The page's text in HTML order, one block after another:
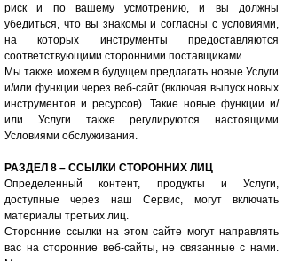
риск и по вашему усмотрению, и вы должны
убедиться, что вы знакомы и согласны с условиями,
на которых инструменты предоставляются
соответствующими сторонними поставщиками.
Мы также можем в будущем предлагать новые Услуги
и/или функции через веб-сайт (включая выпуск новых
инструментов и ресурсов). Такие новые функции и/
или Услуги также регулируются настоящими
Условиями обслуживания.
РАЗДЕЛ 8 – ССЫЛКИ СТОРОННИХ ЛИЦ
Определенный контент, продукты и Услуги,
доступные через наш Сервис, могут включать
материалы третьих лиц.
Сторонние ссылки на этом сайте могут направлять
вас на сторонние веб-сайты, не связанные с нами.